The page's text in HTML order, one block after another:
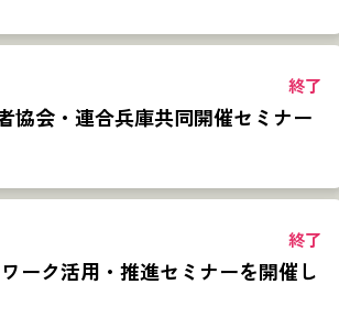
終了
協会・連合兵庫共同開催セミナー
終了
ーク活用・推進セミナーを開催し